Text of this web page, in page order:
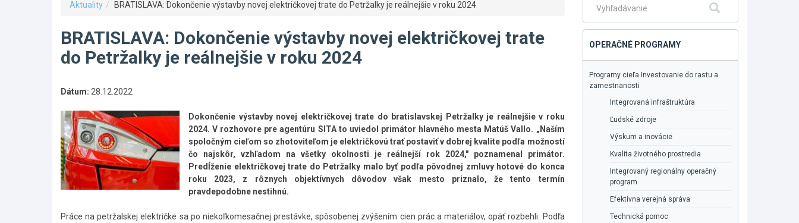
Aktuality BRATISLAVA: Dokončenie výstavby novej električkovej trate do Petržalky je reálnejšie v roku 2024
BRATISLAVA: Dokončenie výstavby novej električkovej trate
do Petržalky je reálnejšie v roku 2024
Dátum: 28.12.2022
Dokončenie výstavby novej električkovej trate do bratislavskej Petržalky je reálnejšie v roku
2024. V rozhovore pre agentúru SITA to uviedol primátor hlavného mesta Matúš Vallo. „Naším
spoločným cieľom so zhotoviteľom je električkovú trať postaviť v dobrej kvalite podľa možností
čo najskôr, vzhľadom na všetky okolnosti je reálnejší rok 2024," poznamenal primátor.
Predĺženie električkovej trate do Petržalky malo byť podľa pôvodnej zmluvy hotové do konca
roku 2023, z rôznych objektívnych dôvodov však mesto priznalo, že tento termín
pravdepodobne nestihnú.
Práce na petržalskej električke sa po niekoľkomesačnej prestávke, spôsobenej zvýšením cien prác a materiálov, opäť rozbehli. Podľa
Fulltextové
OPERAČNÉ PROGRAMY
Programy cieľa Investovanie do rastu a
zamestnanosti
Integrovaná infraštruktúra
Ľudské zdroje
Výskum a inovácie
Kvalita životného prostredia
Integrovaný regionálny operačný
program
Efektívna verejná správa
Technická pomoc